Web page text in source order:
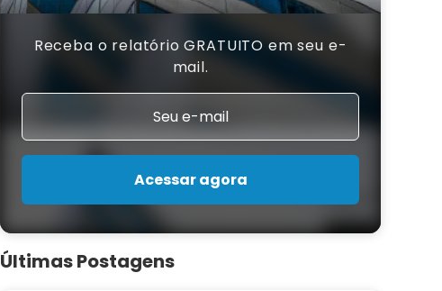
Receba o relatório GRATUITO em seu e-
mail.
Acessar agora
Últimas Postagens